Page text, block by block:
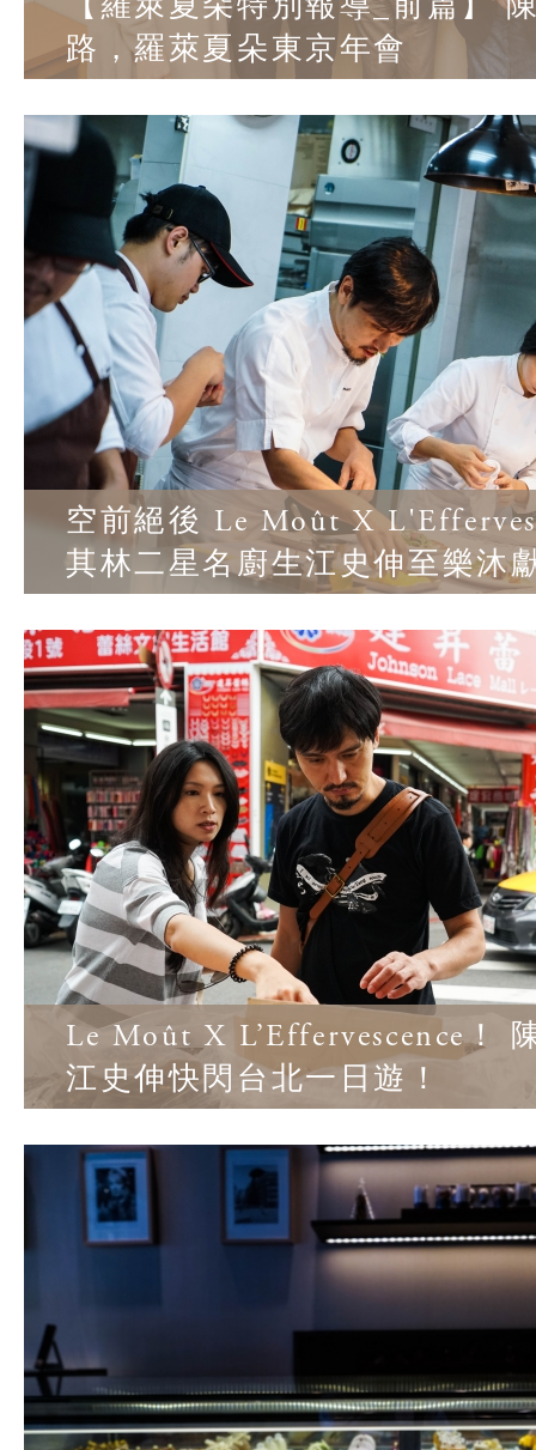
【羅萊夏朵特別報導_前篇】
路，羅萊夏朵東京年會
空前絕後 Le Moût X
其林二星名廚生江史伸至樂沐
Le Moût X L’Effervescence！
江史伸快閃台北一日遊！